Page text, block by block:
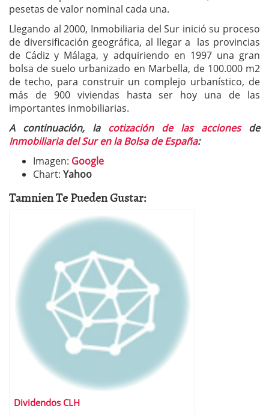
pesetas de valor nominal cada una.
Llegando al 2000, Inmobiliaria del Sur inició su proceso
de diversificación geográfica, al llegar a las provincias
de Cádiz y Málaga, y adquiriendo en 1997 una gran
bolsa de suelo urbanizado en Marbella, de 100.000 m2
de techo, para construir un complejo urbanístico, de
más de 900 viviendas hasta ser hoy una de las
importantes inmobiliarias.
A continuación, la cotización de las accionesde
Inmobiliaria del Sur en la Bolsa de España:
Imagen: Google
Chart: Yahoo
Tamnien Te Pueden Gustar:
Dividendos CLH